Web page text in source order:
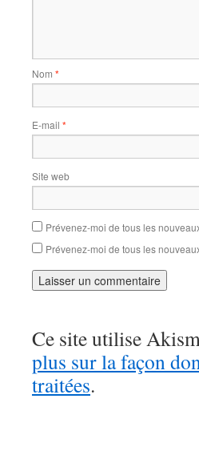
Nom *
E-mail *
Site web
Prévenez-moi de tous les
Prévenez-moi de tous les
Ce site utilise
plus sur la façon
traitées.